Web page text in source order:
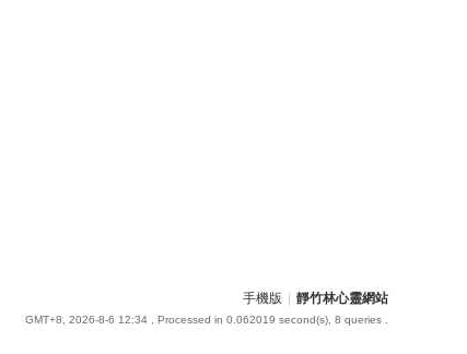
手機版 靜竹林心靈網站
GMT+8, 2026-8-6 12:34 , Processed in 0.062019 second(s), 8 queries .